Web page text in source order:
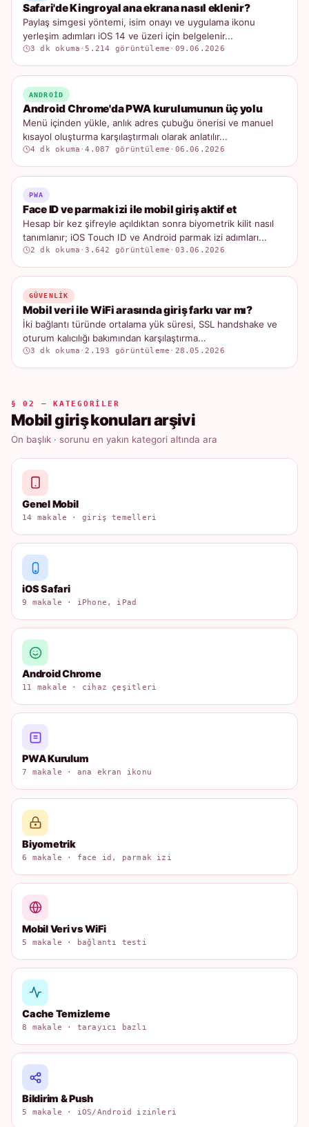
Safari'de Kingroyal ana ekrana nasıl eklenir?
Paylaş simgesi yöntemi, isim onayı ve uygulama ikonu
yerleşim adımları iOS 14 ve üzeri için belgelenir...
3 dk okuma ·5.214 görüntüleme · 09.06.2026
ANDROID
Android Chrome'da PWA kurulumunun üç yolu
Menü içinden yükle, anlık adres çubuğu önerisi ve manuel
kısayol oluşturma karşılaştırmalı olarak anlatılır...
4 dk okuma ·4.087 görüntüleme · 06.06.2026
PWA
Face ID ve parmak izi ile mobil giriş aktif et
Hesap bir kez şifreyle açıldıktan sonra biyometrik kilit nasıl
tanımlanır; iOS Touch ID ve Android parmak izi adımları...
2 dk okuma ·3.642 görüntüleme · 03.06.2026
GÜVENLIK
Mobil veri ile WiFi arasında giriş farkı var mı?
İki bağlantı türünde ortalama yük süresi, SSL handshake ve
oturum kalıcılığı bakımından karşılaştırma...
3 dk okuma ·2.193 görüntüleme · 28.05.2026
§ 02 — KATEGORILER
Mobil giriş konuları arşivi
On başlık · sorunu en yakın kategori altında ara
Genel Mobil
14 makale · giriş temelleri
iOS Safari
9 makale · iPhone, iPad
Android Chrome
11 makale · cihaz çeşitleri
PWA Kurulum
7 makale · ana ekran ikonu
Biyometrik
6 makale · face id, parmak izi
Mobil Veri vs WiFi
5 makale · bağlantı testi
Cache Temizleme
8 makale · tarayıcı bazlı
Bildirim & Push
5 makale · iOS/Android izinleri